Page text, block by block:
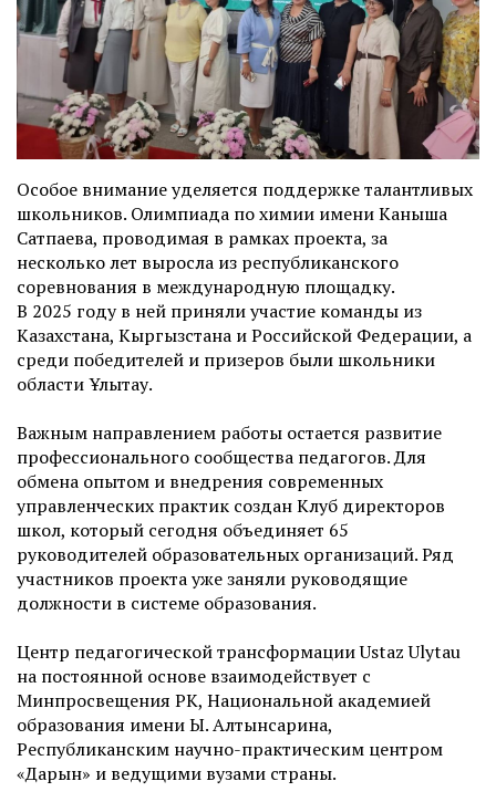
Особое внимание уделяется поддержке талантливых
школьников. Олимпиада по химии имени Каныша
Сатпаева, проводимая в рамках проекта, за
несколько лет выросла из республиканского
соревнования в международную площадку.
В 2025 году в ней приняли участие команды из
Казахстана, Кыргызстана и Российской Федерации, а
среди победителей и призеров были школьники
области Ұлытау.
Важным направлением работы остается развитие
профессионального сообщества педагогов. Для
обмена опытом и внедрения современных
управленческих практик создан Клуб директоров
школ, который сегодня объединяет 65
руководителей образовательных организаций. Ряд
участников проекта уже заняли руководящие
должности в системе образования.
Центр педагогической трансформации Ustaz Ulytau
на постоянной основе взаимодействует с
Минпросвещения РК, Национальной академией
образования имени Ы. Алтынсарина,
Республиканским научно-практическим центром
«Дарын» и ведущими вузами страны.